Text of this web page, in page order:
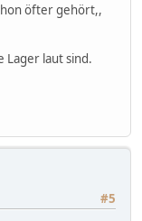
öfter gehört,,
Lager laut sind.
#5